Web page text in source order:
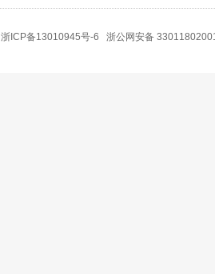
浙ICP备13010945号-6 浙公网安备